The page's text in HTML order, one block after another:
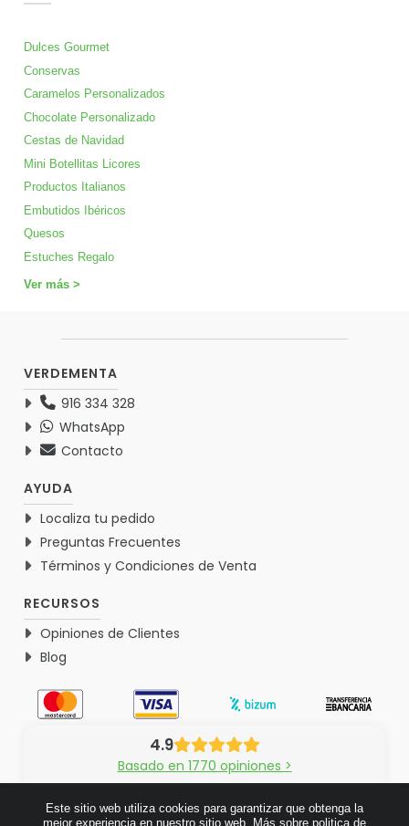
Dulces Gourmet
Conservas
Caramelos Personalizados
Chocolate Personalizado
Cestas de Navidad
Mini Botellitas Licores
Productos Italianos
Embutidos Ibéricos
Quesos
Estuches Regalo
Ver más >
VERDEMENTA
916 334 328
WhatsApp
Contacto
AYUDA
Localiza tu pedido
Preguntas Frecuentes
Términos y Condiciones de Venta
RECURSOS
Opiniones de Clientes
Blog
4.9
Basado en 1770 opiniones >
Este sitio web utiliza cookies para garantizar que obtenga la
mejor experiencia en nuestro sitio web.
Más sobre politica de